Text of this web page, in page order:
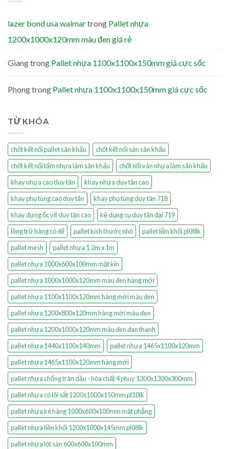
lazer bond usa walmartrong Pallet nhựa
1200x1000x120mm màu đen giá rẻ
Giangtrong Pallet nhựa 1100x1100x150mm giá cực sốc
Phongtrong Pallet nhựa 1100x1100x150mm giá cực sốc
TỪ KHÓA
chốt kết nối pallet sân khấu
chốt kết nối sàn sân khấu
chốt kết nối tấm nhựa làm sân khấu
chốt nối ván nhựa làm sân khấu
khay nhựa cao duy tân
khay nhựa duy tân cao
khay phụ tùng cao duy tân
khay phụ tùng duy tân 718
khay đựng ốc vít duy tân cao
kệ dụng cụ duy tân đại 719
lồng trữ hàng có đế
pallet kích thước nhỏ
pallet liền khối pl08lk
pallet mesh
pallet nhựa 1.2m x 1m
pallet nhựa 1000x600x100mm mặt kín
pallet nhựa 1000x1000x120mm màu đen hàng mới
pallet nhựa 1100x1100x120mm hàng mới màu đen
pallet nhựa 1200x800x120mm hàng mới màu đen
pallet nhựa 1200x1000x120mm màu đen đan thanh
pallet nhựa 1440x1100x140mm
pallet nhựa 1465x1100x120mm
pallet nhựa 1465x1100x120mm hàng mới
pallet nhựa chống tràn dầu - hóa chất 4 phuy 1300x1300x300mm
pallet nhựa có lõi sắt 1200x1000x150mm pl10lk
pallet nhựa kê hàng 1000x600x100mm mặt phẳng
pallet nhựa liền khối 1200x1000x145mm pl08lk
pallet nhựa lót sàn 600x600x100mm